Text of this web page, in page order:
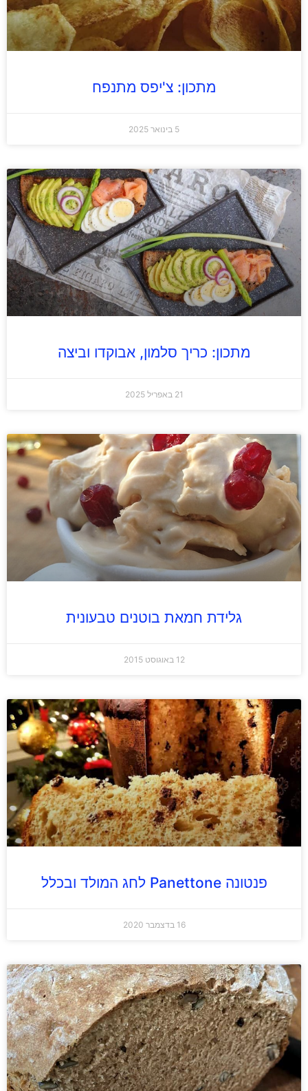
מתכון: צ'יפס מתנפח
5 בינואר 2025
מתכון: כריך סלמון, אבוקדו וביצה
21 באפריל 2025
גלידת חמאת בוטנים טבעונית
12 באוגוסט 2015
פנטונה Panettone לחג המולד ובכלל
16 בדצמבר 2020